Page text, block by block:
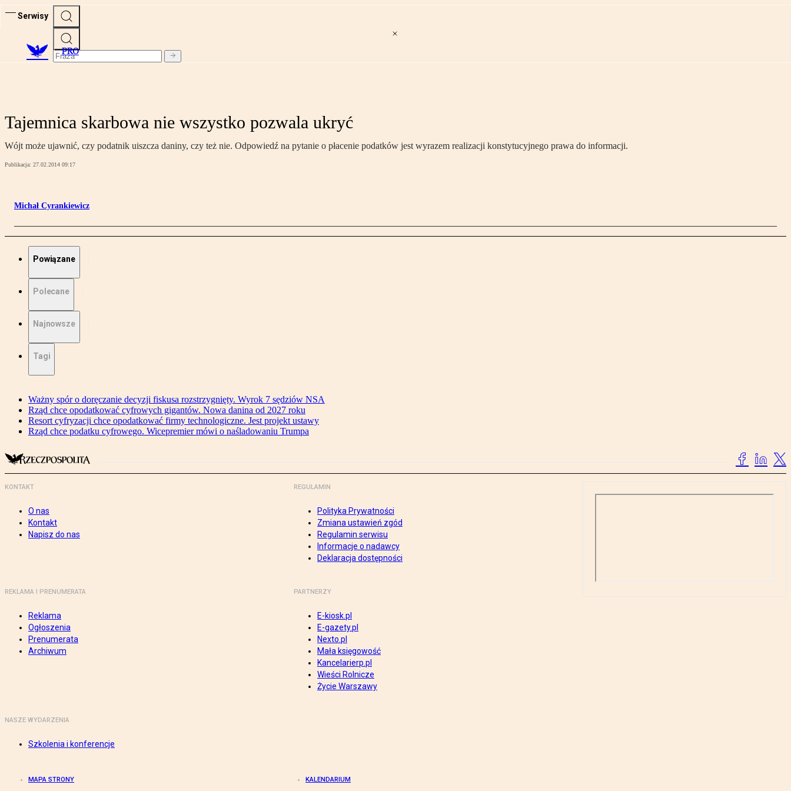
Serwisy
PRO
Tajemnica skarbowa nie wszystko pozwala ukryć
Wójt może ujawnić, czy podatnik uiszcza daniny, czy też nie. Odpowiedź na pytanie o płacenie podatków jest wyrazem realizacji konstytucyjnego prawa do informacji.
Publikacja: 27.02.2014 09:17
Michał Cyrankiewicz
Powiązane
Polecane
Najnowsze
Tagi
Ważny spór o doręczanie decyzji fiskusa rozstrzygnięty. Wyrok 7 sędziów NSA
Rząd chce opodatkować cyfrowych gigantów. Nowa danina od 2027 roku
Resort cyfryzacji chce opodatkować firmy technologiczne. Jest projekt ustawy
Rząd chce podatku cyfrowego. Wicepremier mówi o naśladowaniu Trumpa
KONTAKT
O nas
Kontakt
Napisz do nas
REGULAMIN
Polityka Prywatności
Zmiana ustawień zgód
Regulamin serwisu
Informacje o nadawcy
Deklaracja dostępności
REKLAMA I PRENUMERATA
Reklama
Ogłoszenia
Prenumerata
Archiwum
PARTNERZY
E-kiosk.pl
E-gazety.pl
Nexto.pl
Mała księgowość
Kancelarierp.pl
Wieści Rolnicze
Życie Warszawy
NASZE WYDARZENIA
Szkolenia i konferencje
MAPA STRONY KALENDARIUM